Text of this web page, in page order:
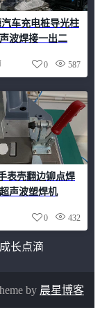
车充电桩导光柱
波焊接一出二
587
0
表壳翻边铆点焊
声波塑焊机
432
0
成长点滴
by 晨星博客